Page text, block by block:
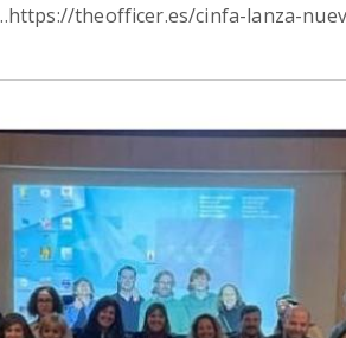
theofficer.es/cinfa-lanza-